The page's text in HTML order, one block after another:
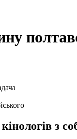
з